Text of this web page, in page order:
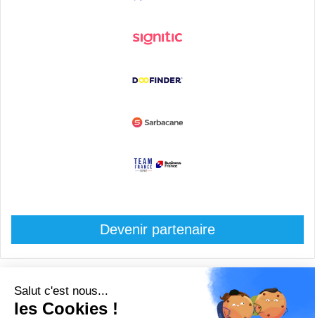
Devenir partenaire
© Copyright 2008 / 2026, DECODE MEDIA, The Innovation Media